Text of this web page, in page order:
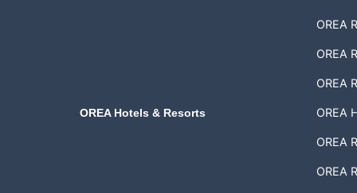
OREA Hotels & Resorts
OREA
OREA
OREA
OREA
OREA
OREA